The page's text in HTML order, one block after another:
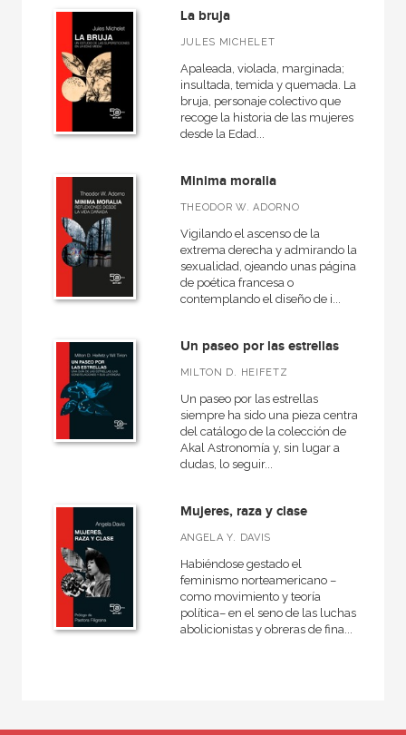
La bruja
JULES MICHELET
Apaleada, violada, marginada;
insultada, temida y quemada. La
bruja, personaje colectivo que
recoge la historia de las mujeres
desde la Edad...
Minima moralia
THEODOR W. ADORNO
Vigilando el ascenso de la
extrema derecha y admirando la
sexualidad, ojeando unas páginas
de poética francesa o
contemplando el diseño de i...
Un paseo por las estrellas
MILTON D. HEIFETZ
Un paseo por las estrellas
siempre ha sido una pieza central
del catálogo de la colección de
Akal Astronomía y, sin lugar a
dudas, lo seguir...
Mujeres, raza y clase
ANGELA Y. DAVIS
Habiéndose gestado el
feminismo norteamericano –
como movimiento y teoría
política– en el seno de las luchas
abolicionistas y obreras de fina...